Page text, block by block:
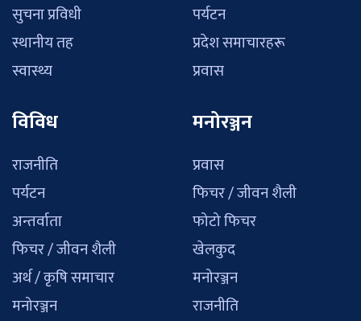
सुचना प्रविधी
स्थानीय तह
स्वास्थ्य
पर्यटन
प्रदेश समाचारहरू
प्रवास
विविध
राजनीति
पर्यटन
अन्तर्वाता
फिचर / जीवन शैली
अर्थ / कृषि समाचार
मनोरञ्जन
मनोरञ्जन
प्रवास
फिचर / जीवन शैली
फोटो फिचर
खेलकुद
मनोरञ्जन
राजनीति